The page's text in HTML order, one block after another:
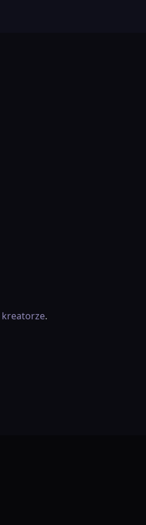
kreatorze.